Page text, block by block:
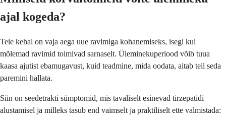
ajal kogeda?
Teie kehal on vaja aega uue ravimiga kohanemiseks, isegi kui
mõlemad ravimid toimivad sarnaselt. Üleminekuperiood võib tuua
kaasa ajutist ebamugavust, kuid teadmine, mida oodata, aitab teil seda
paremini hallata.
Siin on seedetrakti sümptomid, mis tavaliselt esinevad tirzepatidi
alustamisel ja milleks tasub end vaimselt ja praktiliselt ette valmistada: